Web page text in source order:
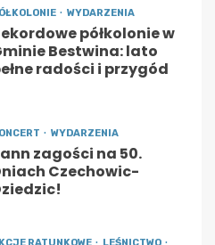
WYDARZENIA
półkolonie w
Bestwina: lato
radości i przygód
WYDARZENIA
zagości na 50.
Czechowic-
RATUNKOWE LEŚNICTWO